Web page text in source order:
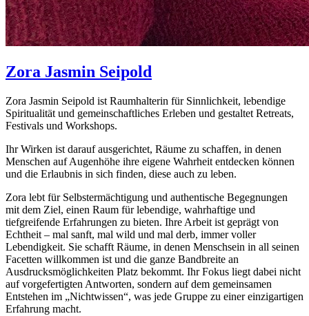
Zora Jasmin Seipold
Zora Jasmin Seipold ist Raumhalterin für Sinnlichkeit, lebendige
Spiritualität und gemeinschaftliches Erleben und gestaltet Retreats,
Festivals und Workshops.
Ihr Wirken ist darauf ausgerichtet, Räume zu schaffen, in denen
Menschen auf Augenhöhe ihre eigene Wahrheit entdecken können
und die Erlaubnis in sich finden, diese auch zu leben.
Zora lebt für Selbstermächtigung und authentische Begegnungen
mit dem Ziel, einen Raum für lebendige, wahrhaftige und
tiefgreifende Erfahrungen zu bieten. Ihre Arbeit ist geprägt von
Echtheit – mal sanft, mal wild und mal derb, immer voller
Lebendigkeit. Sie schafft Räume, in denen Menschsein in all seinen
Facetten willkommen ist und die ganze Bandbreite an
Ausdrucksmöglichkeiten Platz bekommt. Ihr Fokus liegt dabei nicht
auf vorgefertigten Antworten, sondern auf dem gemeinsamen
Entstehen im „Nichtwissen“, was jede Gruppe zu einer einzigartigen
Erfahrung macht.